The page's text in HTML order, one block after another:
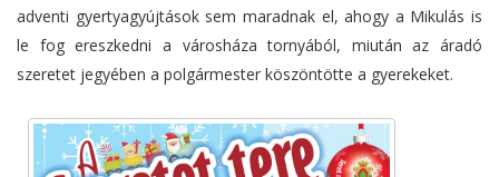
adventi gyertyagyújtások sem maradnak el, ahogy a Mikulás is
le fog ereszkedni a városháza tornyából, miután az áradó
szeretet jegyében a polgármester köszöntötte a gyerekeket.